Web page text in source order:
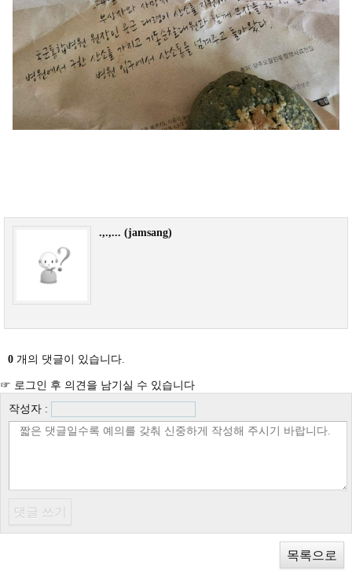
.,.,... (jamsang)
0 개의 댓글이 있습니다.
☞ 로그인 후 의견을 남기실 수 있습니다
작성자 :
목록으로